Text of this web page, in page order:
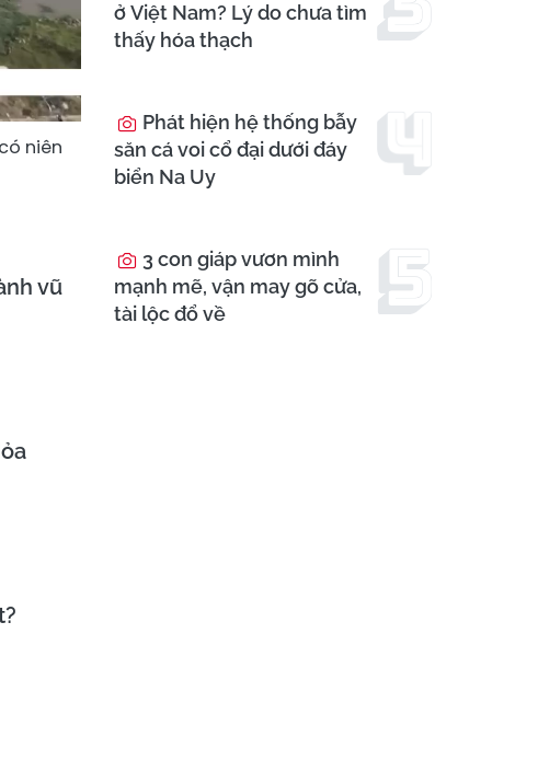
niên
vũ
ở Việt Nam? Lý do chưa tìm
thấy hóa thạch
Phát hiện hệ thống bẫy
săn cá voi cổ đại dưới đáy
biển Na Uy
3 con giáp vươn mình
mạnh mẽ, vận may gõ cửa,
tài lộc đổ về